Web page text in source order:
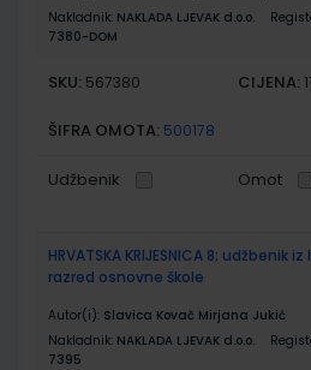
Nakladnik: NAKLADA LJEVAK d.o.o.
7380-DOM
SKU: 567380 CIJENA:
ŠIFRA OMOTA: 500178
Udžbenik Omot
HRVATSKA KRIJESNICA 8; udžbenik
razred osnovne škole
Autor(i): Slavica Kovač Mirjana Jukić
Nakladnik: NAKLADA LJEVAK d.o.o.
7395